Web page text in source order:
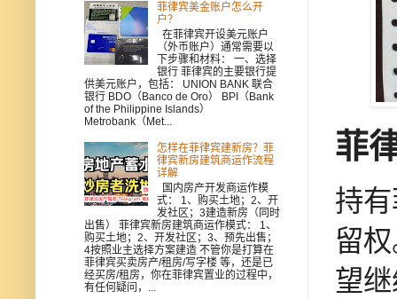
菲
持
留
望
菲律宾美金账户怎么开
户？
在菲律宾开设美元账户
（外币账户）通常需要以
下步骤和材料： 一、选择
银行 菲律宾的主要银行提
供美元账户，包括： UNION BANK 联合
银行 BDO（Banco de Oro） BPI（Bank
of the Philippine Islands）
Metrobank（Met...
怎样在菲律宾建新房？菲
律宾新房建筑商运作流程
详解
国内房产开发商运作模
式： 1、购买土地；2、开
发社区；3建造新房（同时
出售） 菲律宾新房建筑商运作模式： 1、
购买土地；2、开发社区；3、预先出售；
4按照业主选择方案建造 不管你是打算在
菲律宾买卖房产/租房/写字楼 等，还是已
经买房/租房，你在菲律宾置业的过程中，
有任何疑问，...